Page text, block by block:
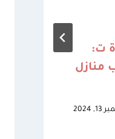
ت:
منازل
2024